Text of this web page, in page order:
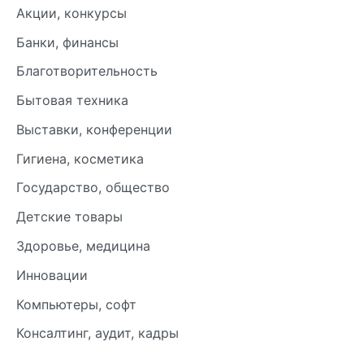
Акции, конкурсы
Банки, финансы
Благотворительность
Бытовая техника
Выставки, конференции
Гигиена, косметика
Государство, общество
Детские товары
Здоровье, медицина
Инновации
Компьютеры, софт
Консалтинг, аудит, кадры